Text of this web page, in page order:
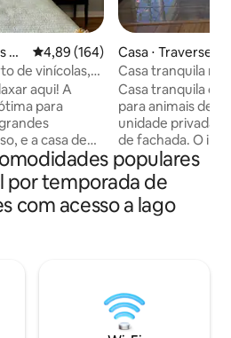
4,89 de uma avaliação média de
4,89 (164)
de vinícolas,
aqui! A
para
e a casa de
atualizada
uma casa.
vinícolas
no gelo. Passe
criar
próximos
de
Casa ⋅ Traverse
Casa tranquila no
recém-
Casa tranquila
para animais de
unidade privada
de fachada. O interior da casa foi
reformado:
madeira, móveis
de 60 polegadas
de alta velocidade. Inclui (2) caiaques
verão, refeições
de degustação
amigos e
populares
por temporada de
com acesso a lago